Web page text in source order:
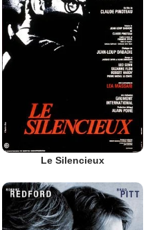
Le Silencieux